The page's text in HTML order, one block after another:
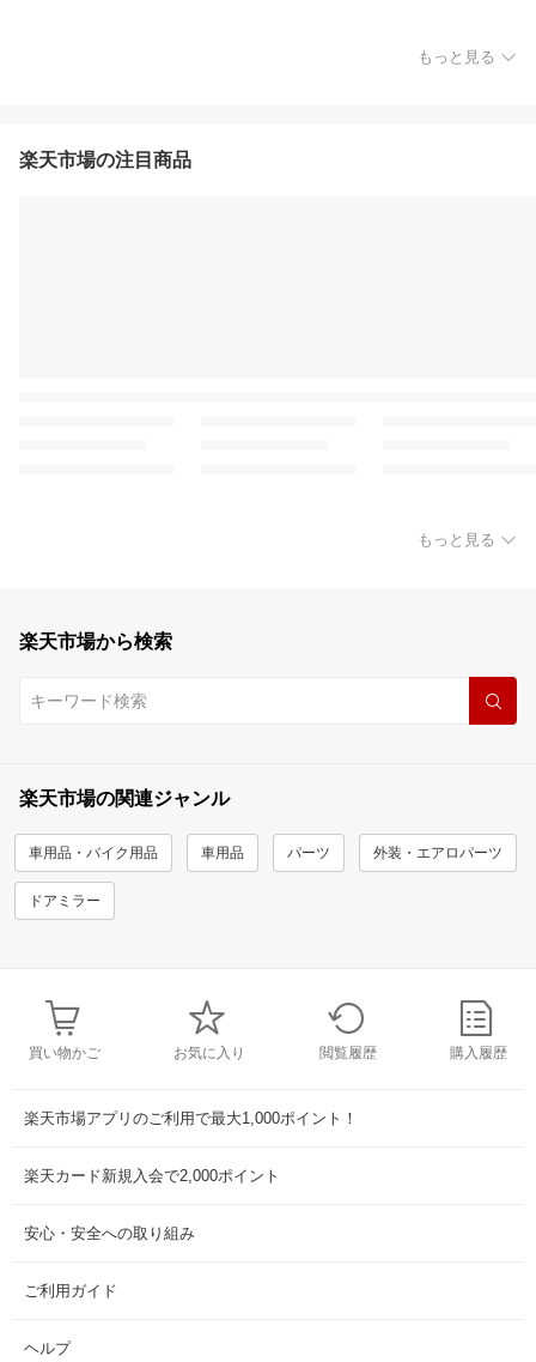
もっと見る
楽天市場の注目商品
もっと見る
楽天市場から検索
楽天市場の関連ジャンル
車用品・バイク用品 車用品 パーツ 外装・エアロパーツ
ドアミラー
買い物かご お気に入り 閲覧履歴 購入履歴
楽天市場アプリのご利用で最大1,000ポイント！
楽天カード新規入会で2,000ポイント
安心・安全への取り組み
ご利用ガイド
ヘルプ